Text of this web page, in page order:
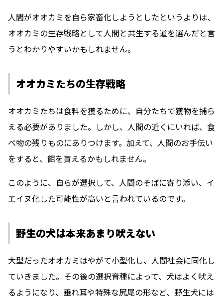
人間がオオカミを自ら家畜化しようとしたというよりは、
オオカミの生存戦略として人間と共生する道を選んだと言
うとわかりやすいかもしれません。
オオカミたちの生存戦略
オオカミたちは食料を獲るために、自分たちで獲物を捕ら
える必要がありました。しかし、人間の近くにいれば、食
べ物の残りものにありつけます。加えて、人間のお手伝い
をすると、餌を貰えるかもしれません。
このように、自らが選択して、人間のそばに寄り添い、イ
エイヌ化した可能性が高いと言われているのです。
野生の犬は本来あまり吠えない
大型だったオオカミはやがて小型化し、人間社会に同化し
ていきました。その後の選択育種によって、犬はよく吠え
るようになり、垂れ耳や特殊な尻尾の形など、野生犬には